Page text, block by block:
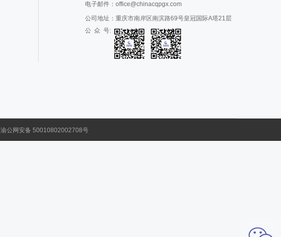
电子邮件：office@chinacqpgx.com
公司地址：重庆市南岸区南滨路69号皇冠国际A塔21层
公 众 号:
渝公网安备 50010802002708号